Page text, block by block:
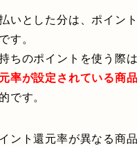
いとした分は、ポイン
す。
ちのポイントを使う際
率が設定されている商品
です。
ント還元率が異なる商